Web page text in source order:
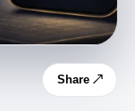
Share ↗